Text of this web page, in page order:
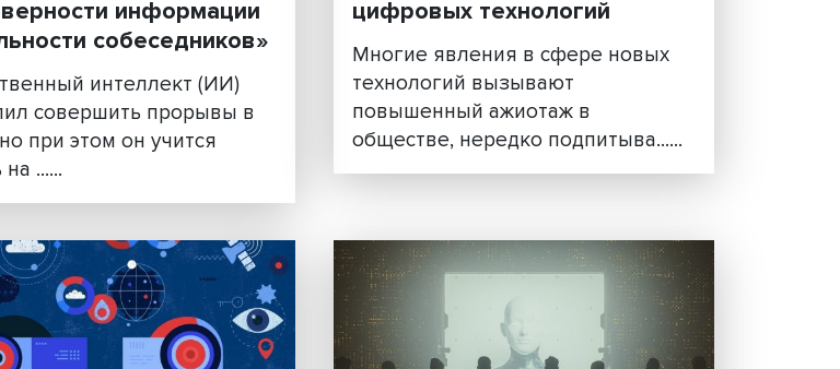
«У нас все меньше
уверенности в
достоверности информации
Искусственный интеллект (ИИ)
позволил совершить прорывы в
науке, но при этом он учится
влиять на ......
Василий Буров: к чему
приводит хайп вокруг
цифровых технологий
технологий вызывают
повышенный ажиотаж в
обществе, нередко